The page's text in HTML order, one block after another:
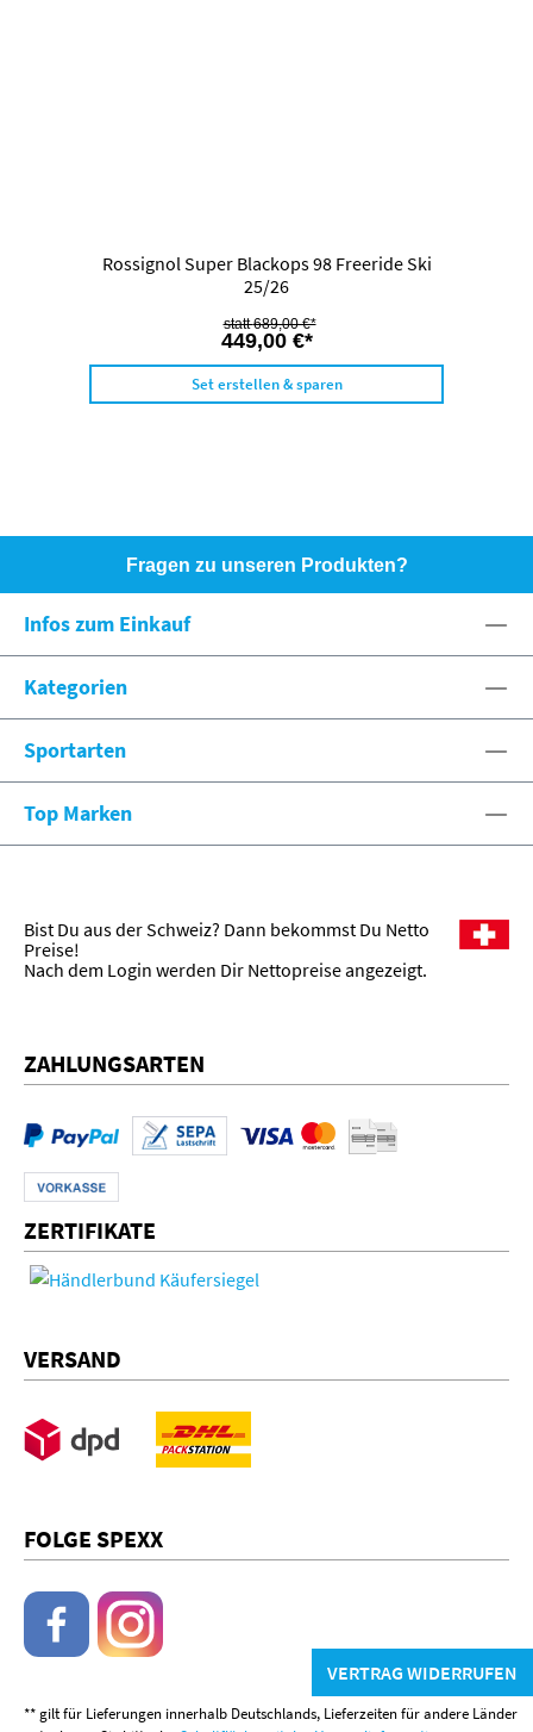
Rossignol Super Blackops 98 Freeride Ski
25/26
449,00 €*
689,00 €*
Set erstellen & sparen
Fragen zu unseren Produkten?
eshop@spexx.org
Infos zum Einkauf
Kategorien
Sportarten
Top Marken
Bist Du aus der Schweiz? Dann bekommst Du Netto
Preise!
Nach dem Login werden Dir Nettopreise angezeigt.
ZAHLUNGSARTEN
ZERTIFIKATE
VERSAND
FOLGE SPEXX
VERTRAG WIDERRUFEN
** gilt für Lieferungen innerhalb Deutschlands, Lieferzeiten für andere Länder